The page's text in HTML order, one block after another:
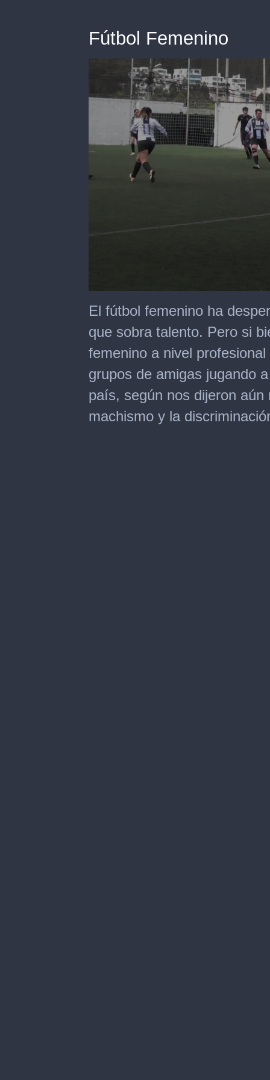
Fútbol Femenino
seconds
of
minutes,
34
seconds
El fútbol femenino ha
que sobra talento. Pero si
femenino a nivel
grupos de amigas jugando
país, según nos dijeron
machismo y la